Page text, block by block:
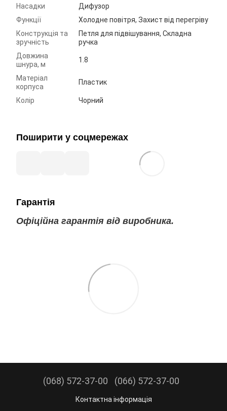
Насадки
Дифузор
Функції
Холодне повітря, Захист від перегріву
Конструкція та
зручність
Петля для підвішування, Складна
ручка
Довжина
шнура, м
1.8
Матеріал
корпуса
Пластик
Колір Чорний
Поширити у соцмережах
Гарантія
Офіційна гарантія від виробника.
(068) 572-37-00 (066) 572-37-00
Контактна інформація